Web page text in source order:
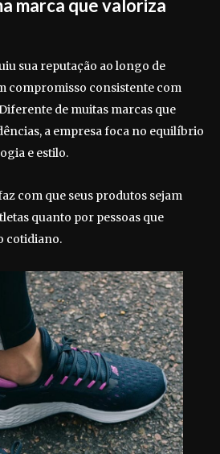
marca que valoriza
sua reputação ao longo de
compromisso consistente com
de muitas marcas que
a empresa foca no equilíbrio
e estilo.
com que seus produtos sejam
quanto por pessoas que
cotidiano.